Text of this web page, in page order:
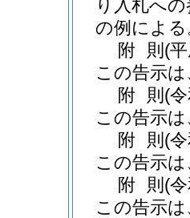
り入札へ
の例による
附 則 (
この告示
附 則 (
この告示
附 則 (
この告示
附 則 (
この告示